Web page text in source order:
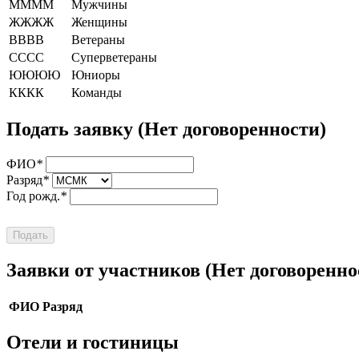
ММММ
Мужчины
ЖЖЖЖ
Женщины
ВВВВ
Ветераны
СССС
Суперветераны
ЮЮЮЮ
Юниоры
КККК
Команды
Подать заявку (Нет договоренности)
ФИО*
Разряд*
Год рожд.*
Подать
Заявки от участников (Нет
ФИО Разряд
Отели и гостиницы